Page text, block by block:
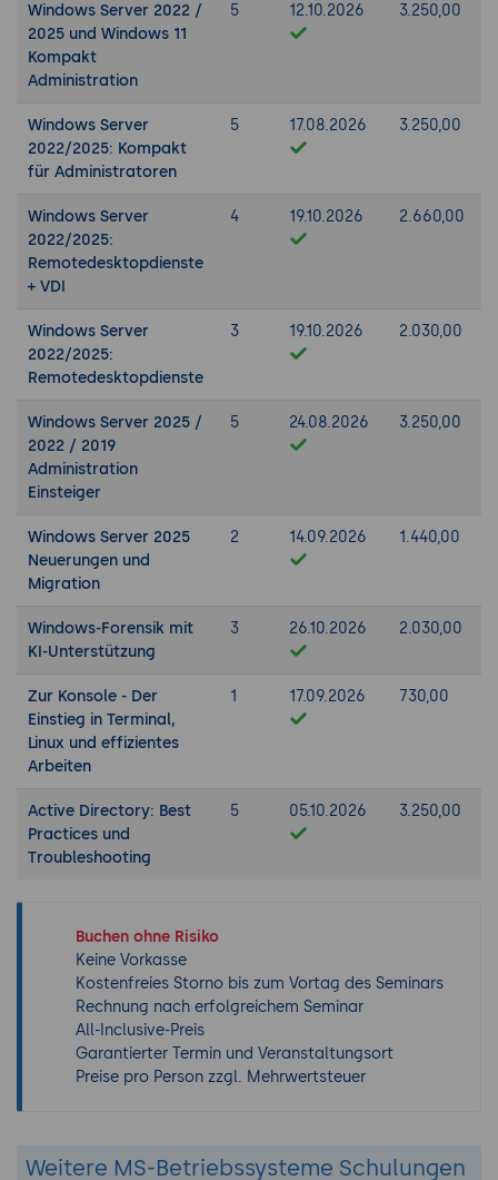
Windows Server 2022 /
2025 und Windows 11
Kompakt
Administration
5 12.10.2026 3.250,00
Windows Server
2022/2025: Kompakt
für Administratoren
5 17.08.2026 3.250,00
Windows Server
2022/2025:
Remotedesktopdienste
+ VDI
4 19.10.2026 2.660,00
Windows Server
2022/2025:
Remotedesktopdienste
3 19.10.2026 2.030,00
Windows Server 2025 /
2022 / 2019
Administration
Einsteiger
5 24.08.2026 3.250,00
Windows Server 2025
Neuerungen und
Migration
2 14.09.2026 1.440,00
Windows-Forensik mit
KI-Unterstützung
3 26.10.2026 2.030,00
Zur Konsole - Der
Einstieg in Terminal,
Linux und effizientes
Arbeiten
1 17.09.2026 730,00
Active Directory: Best
Practices und
Troubleshooting
5 05.10.2026 3.250,00
Buchen ohne Risiko
Keine Vorkasse
Kostenfreies Storno bis zum Vortag des Seminars
Rechnung nach erfolgreichem Seminar
All-Inclusive-Preis
Garantierter Termin und Veranstaltungsort
Preise pro Person zzgl. Mehrwertsteuer
Weitere MS-Betriebssysteme Schulungen